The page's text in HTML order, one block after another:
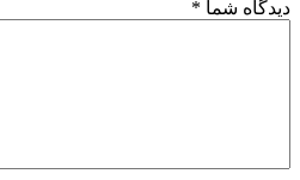
دیدگاه شما *